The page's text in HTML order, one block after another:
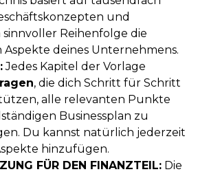
und
sinnvoller Reihenfolge die
deines Unternehmens.
Jedes Kapitel der Vorlage
, die dich Schritt für Schritt
alle relevanten Punkte
Businessplan zu
Du kannst natürlich jederzeit
hinzufügen.
FÜR DEN FINANZTEIL: Die